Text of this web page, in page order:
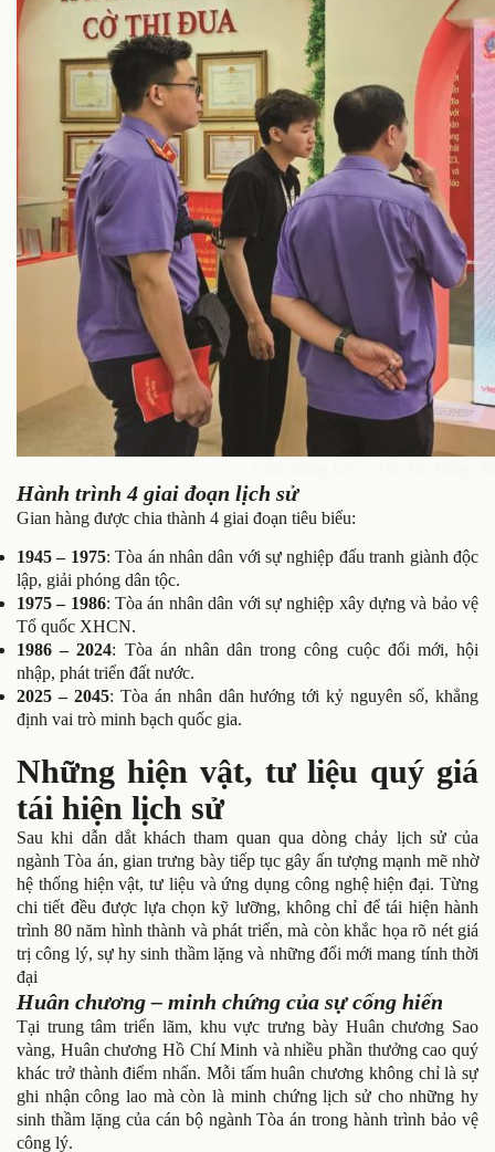
Hành trình 4 giai đoạn lịch sử
Gian hàng được chia thành 4 giai đoạn tiêu biểu:
1945 – 1975: Tòa án nhân dân với sự nghiệp đấu tranh giành độc
lập, giải phóng dân tộc.
1975 – 1986: Tòa án nhân dân với sự nghiệp xây dựng và bảo vệ
Tổ quốc XHCN.
1986 – 2024: Tòa án nhân dân trong công cuộc đổi mới, hội
nhập, phát triển đất nước.
2025 – 2045: Tòa án nhân dân hướng tới kỷ nguyên số, khẳng
định vai trò minh bạch quốc gia.
Những hiện vật, tư liệu quý giá
tái hiện lịch sử
Sau khi dẫn dắt khách tham quan qua dòng chảy lịch sử của
ngành Tòa án, gian trưng bày tiếp tục gây ấn tượng mạnh mẽ nhờ
hệ thống hiện vật, tư liệu và ứng dụng công nghệ hiện đại. Từng
chi tiết đều được lựa chọn kỹ lưỡng, không chỉ để tái hiện hành
trình 80 năm hình thành và phát triển, mà còn khắc họa rõ nét giá
trị công lý, sự hy sinh thầm lặng và những đổi mới mang tính thời
đại
Huân chương – minh chứng của sự cống hiến
Tại trung tâm triển lãm, khu vực trưng bày Huân chương Sao
vàng, Huân chương Hồ Chí Minh và nhiều phần thưởng cao quý
khác trở thành điểm nhấn. Mỗi tấm huân chương không chỉ là sự
ghi nhận công lao mà còn là minh chứng lịch sử cho những hy
sinh thầm lặng của cán bộ ngành Tòa án trong hành trình bảo vệ
công lý.